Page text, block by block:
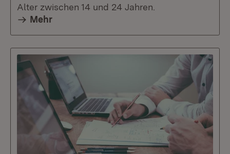
Alter zwischen 14 und 24 Jahren.
Mehr